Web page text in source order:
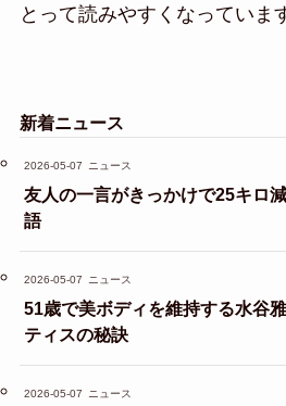
とって読みやすくなっていま
新着ニュース
2026-05-07 ニュース
友人の一言がきっかけで25キロ
語
2026-05-07 ニュース
51歳で美ボディを維持する水谷
ティスの秘訣
2026-05-07 ニュース